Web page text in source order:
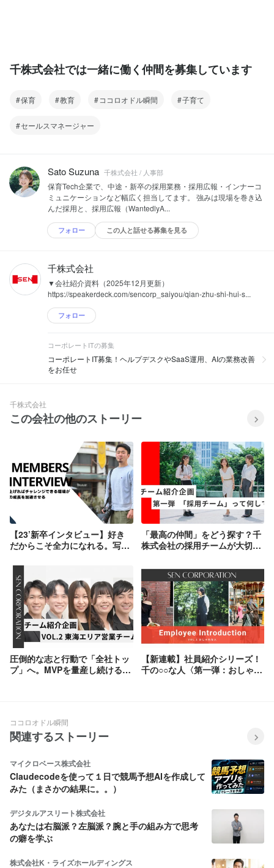
千株式会社では一緒に働く仲間を募集しています
保育 教育 ココロオドル瞬間 子育て
セールスマネージャー
Sato Suzuna 千株式会社 / 人事部
保育Tech企業で、中途・新卒の採用業務・採用広報・インナーコ
ミュニケーションなど幅広く担当してます。 強みは現場を巻き込
んだ採用と、採用広報（WantedlyA...
フォロー この人と話せる募集を見る
千株式会社
▼会社紹介資料（2025年12月更新）
https://speakerdeck.com/sencorp_saiyou/qian-zhu-shi-hui-s...
フォロー
コーポレートITの募集
コーポレートIT募集！ヘルプデスクやSaaS運用、AIの業務改善
をお任せ
千株式会社
この会社の他のストーリー
【23’新卒インタビュー】好き
だからこそ全力になれる。写真
1年目フォトグラファー
「最高の仲間」をどう探す？千
株式会社の採用チームが大切に
のルール
圧倒的な志と行動で「全社トッ
プ」へ。MVPを量産し続ける、
【新連載】社員紹介シリーズ！
千の○○な人〈第一弾：おしゃれ
ココロオドル瞬間
関連するストーリー
マイクロベース株式会社
Claudecodeを使って１日で競馬予想AIを作成して
みた（まさかの結果に。。）
デジタルアスリート株式会社
あなたは右脳派？左脳派？腕と手の組み方で思考
の癖を学ぶ
株式会社K・ライズホールディングス